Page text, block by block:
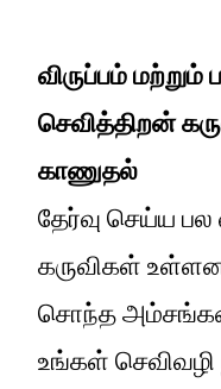
விருப்பம் மற்றும்
செவித்திறன்
காணுதல்
தேர்வு செய்ய
கருவிகள்
சொந்த
உங்கள் செவிவழி